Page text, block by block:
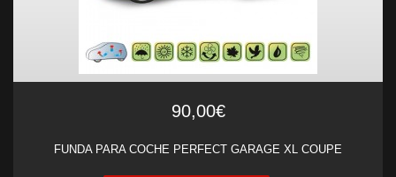
90,00€
FUNDA PARA COCHE PERFECT GARAGE XL COUPE